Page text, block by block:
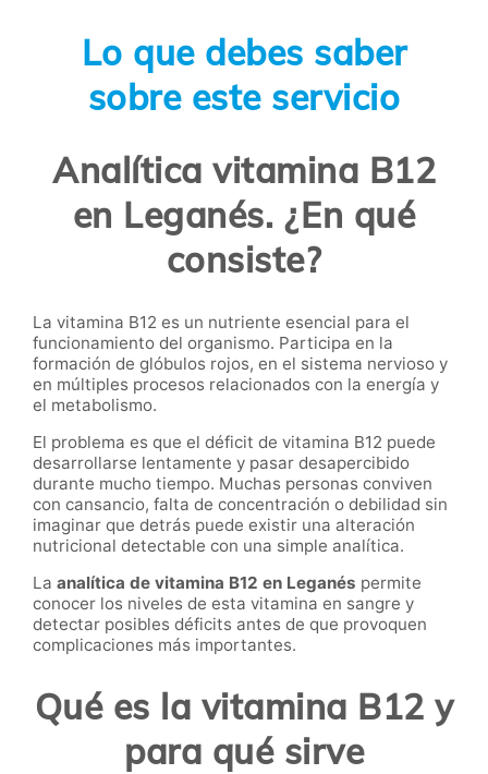
Lo que debes saber
sobre este servicio
Analítica vitamina B12
en Leganés. ¿En qué
consiste?
La vitamina B12 es un nutriente esencial para el
funcionamiento del organismo. Participa en la
formación de glóbulos rojos, en el sistema nervioso y
en múltiples procesos relacionados con la energía y
el metabolismo.
El problema es que el déficit de vitamina B12 puede
desarrollarse lentamente y pasar desapercibido
durante mucho tiempo. Muchas personas conviven
con cansancio, falta de concentración o debilidad sin
imaginar que detrás puede existir una alteración
nutricional detectable con una simple analítica.
La analítica de vitamina B12 en Leganés permite
conocer los niveles de esta vitamina en sangre y
detectar posibles déficits antes de que provoquen
complicaciones más importantes.
Qué es la vitamina B12 y
para qué sirve